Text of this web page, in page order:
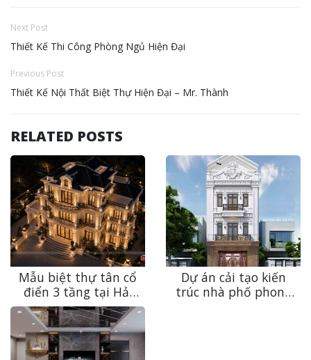
Next Post
Thiết Kế Thi Công Phòng Ngủ Hiện Đại
Previous Post
Thiết Kế Nội Thất Biệt Thự Hiện Đại – Mr. Thành
RELATED POSTS
Mẫu biệt thự tân cổ
điển 3 tầng tại Hải
Phòng – Vẻ đẹp sang
trọng được tạo nên
từ những giá trị vượt
thời gian
Dự án cải tạo kiến
trúc nhà phố phong